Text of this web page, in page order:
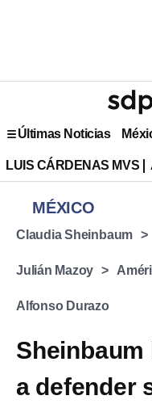
Últimas Noticias
LUIS CÁRDENAS MVS
MÉXICO
Claudia Sheinbaum
Julián Mazoy
Alfonso Durazo
a defender